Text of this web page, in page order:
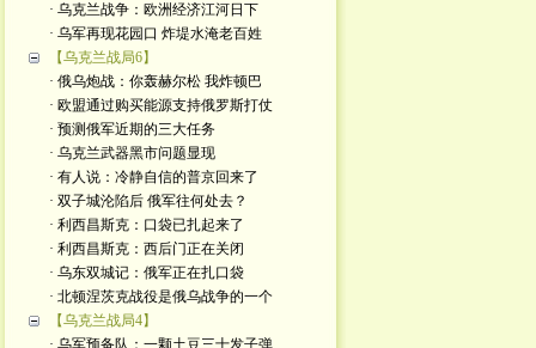
· 乌克兰战争：欧洲经济江河日下
· 乌军再现花园口 炸堤水淹老百姓
【乌克兰战局6】
· 俄乌炮战：你轰赫尔松 我炸顿巴
· 欧盟通过购买能源支持俄罗斯打仗
· 预测俄军近期的三大任务
· 乌克兰武器黑市问题显现
· 有人说：冷静自信的普京回来了
· 双子城沦陷后 俄军往何处去？
· 利西昌斯克：口袋已扎起来了
· 利西昌斯克：西后门正在关闭
· 乌东双城记：俄军正在扎口袋
· 北顿涅茨克战役是俄乌战争的一个
【乌克兰战局4】
· 乌军预备队：一颗土豆三十发子弹